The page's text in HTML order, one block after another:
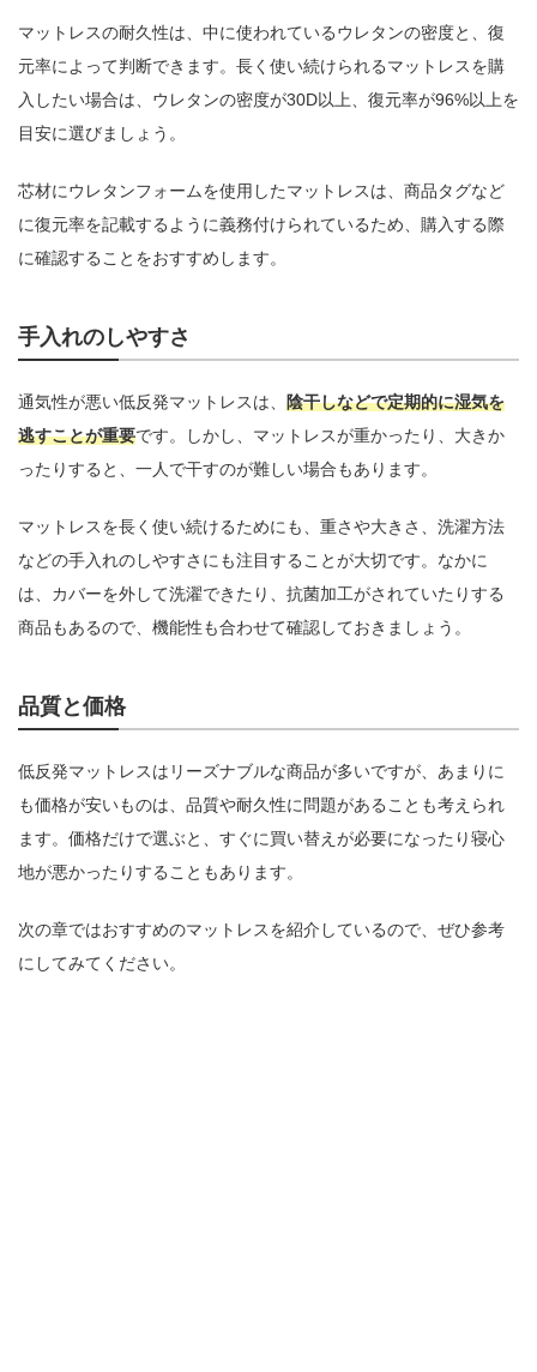
マットレスの耐久性は、中に使われているウレタンの密度と、復
元率によって判断できます。長く使い続けられるマットレスを購
入したい場合は、ウレタンの密度が30D以上、復元率が96%以上を
目安に選びましょう。
芯材にウレタンフォームを使用したマットレスは、商品タグなど
に復元率を記載するように義務付けられているため、購入する際
に確認することをおすすめします。
手入れのしやすさ
通気性が悪い低反発マットレスは、 陰干しなどで定期的に湿気を
逃すことが重要です。しかし、マットレスが重かったり、大きか
ったりすると、一人で干すのが難しい場合もあります。
マットレスを長く使い続けるためにも、重さや大きさ、洗濯方法
などの手入れのしやすさにも注目することが大切です。なかに
は、カバーを外して洗濯できたり、抗菌加工がされていたりする
商品もあるので、機能性も合わせて確認しておきましょう。
品質と価格
低反発マットレスはリーズナブルな商品が多いですが、あまりに
も価格が安いものは、品質や耐久性に問題があることも考えられ
ます。価格だけで選ぶと、すぐに買い替えが必要になったり寝心
地が悪かったりすることもあります。
次の章ではおすすめのマットレスを紹介しているので、ぜひ参考
にしてみてください。